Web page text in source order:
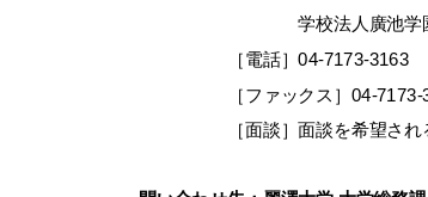
学校法人廣池学園
［電話］04-7173-3163
［ファックス］04-7173-
［面談］面談を希望される日